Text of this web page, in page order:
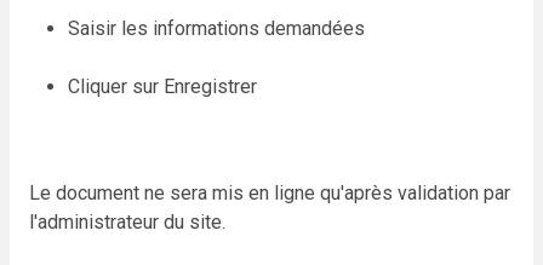
Saisir les informations demandées
Cliquer sur Enregistrer
Le document ne sera mis en ligne qu'après validation par
l'administrateur du site.